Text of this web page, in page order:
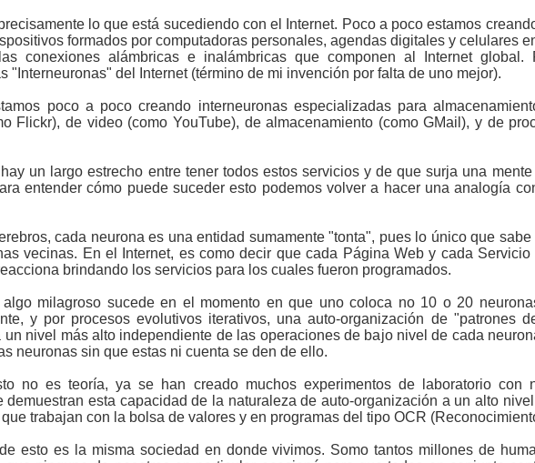
lo que está sucediendo con el Internet. Poco a poco estamos
formados por computadoras personales, agendas digitales y celulares
conexiones alámbricas e inalámbricas que componen al Internet global.
"Interneuronas" del Internet (término de mi invención por falta de uno mejor).
poco a poco creando interneuronas especializadas para
Flickr), de video (como YouTube), de almacenamiento (como GMail), y de
un largo estrecho entre tener todos estos servicios y de que surja una
entender cómo puede suceder esto podemos volver a hacer una analogía
cada neurona es una entidad sumamente "tonta", pues lo único que
vecinas. En el Internet, es como decir que cada Página Web y cada
brindando los servicios para los cuales fueron programados.
algo milagroso sucede en el momento en que uno coloca no 10 o 20
y por procesos evolutivos iterativos, una auto-organización de "patrones
un nivel más alto independiente de las operaciones de bajo nivel de cada
neuronas sin que estas ni cuenta se den de ello.
no es teoría, ya se han creado muchos experimentos de laboratorio con
demuestran esta capacidad de la naturaleza de auto-organización a un alto
trabajan con la bolsa de valores y en programas del tipo OCR
esto es la misma sociedad en donde vivimos. Somo tantos millones de